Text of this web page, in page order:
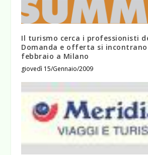
Il turismo cerca i professionisti
Domanda e offerta si incontrano
febbraio a Milano
giovedì 15/Gennaio/2009